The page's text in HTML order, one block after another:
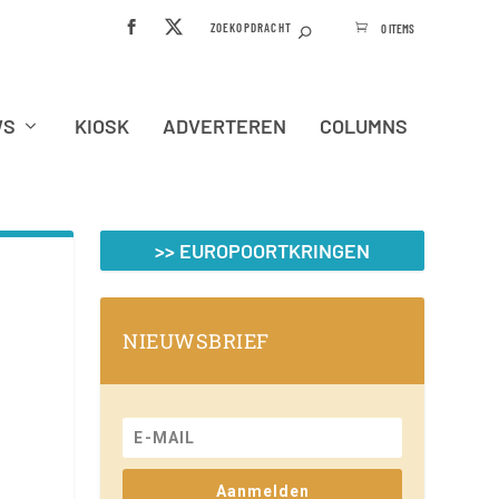
0 ITEMS
KIOSK ADVERTEREN COLUMNS
>> EUROPOORTKRINGEN
NIEUWSBRIEF
Aanmelden